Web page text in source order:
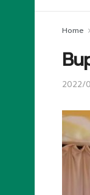
Home
2022/